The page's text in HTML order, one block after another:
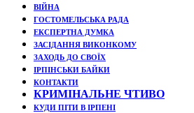
ВІЙНА
ГОСТОМЕЛЬСЬКА РАДА
ЕКСПЕРТНА ДУМКА
ЗАСІДАННЯ ВИКОНКОМУ
ЗАХОДЬ ДО СВОЇХ
ІРПІНСЬКИ БАЙКИ
КОНТАКТИ
КРИМІНАЛЬНЕ ЧТИВО
КУДИ ПІТИ В ІРПЕНІ